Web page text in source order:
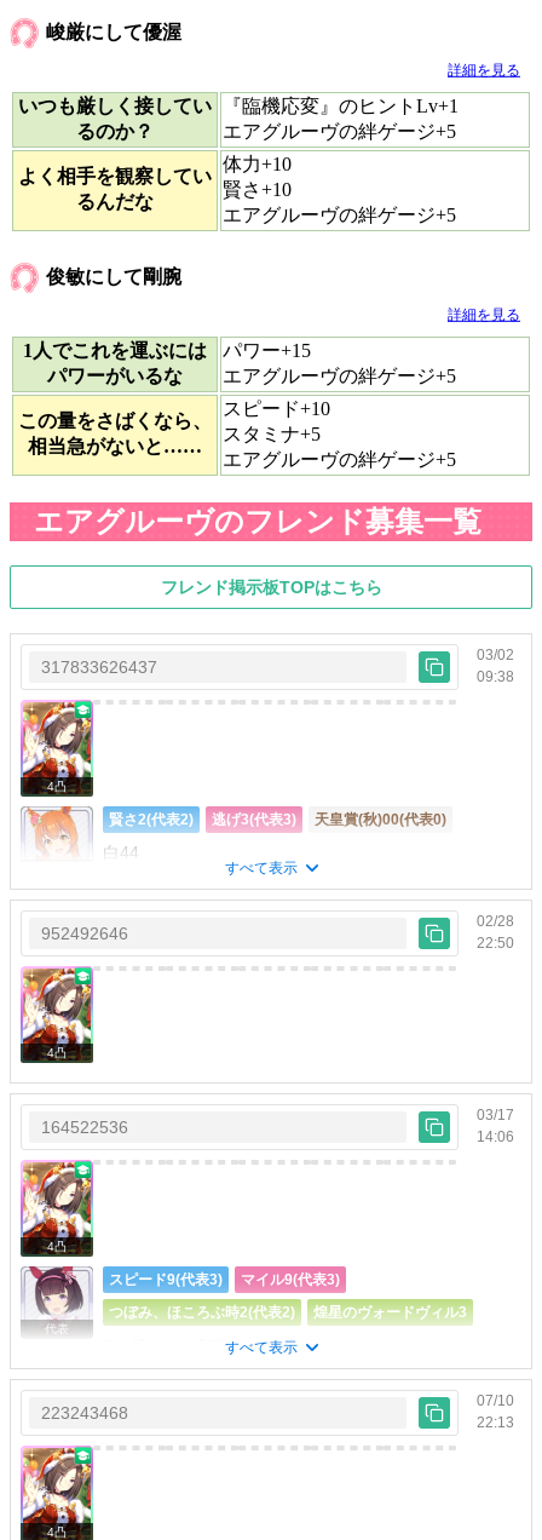
峻厳にして優渥
詳細を見る
いつも厳しく接してい
るのか？
『臨機応変』のヒントLv+1
エアグルーヴの絆ゲージ+5
よく相手を観察してい
るんだな
体力+10
賢さ+10
エアグルーヴの絆ゲージ+5
俊敏にして剛腕
詳細を見る
1人でこれを運ぶには
パワーがいるな
パワー+15
エアグルーヴの絆ゲージ+5
この量をさばくなら、
相当急がないと……
スピード+10
スタミナ+5
エアグルーヴの絆ゲージ+5
エアグルーヴのフレンド募集一覧
フレンド掲示板TOPはこちら
317833626437
03/02
09:38
4凸
賢さ2(代表2) 逃げ3(代表3) 天皇賞(秋)00(代表0)
白44
すべて表示
952492646
02/28
22:50
4凸
164522536
03/17
14:06
4凸
代表
スピード9(代表3)
マイル9(代表3)
つぼみ、ほころぶ時2(代表2)
煌星のヴォードヴィル3
スピ9マイル9です。すべて表示
223243468
07/10
22:13
4凸